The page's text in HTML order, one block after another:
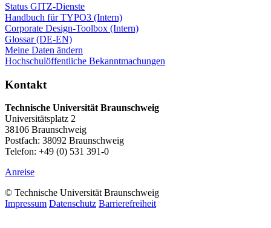
Status GITZ-Dienste
Handbuch für TYPO3 (Intern)
Corporate Design-Toolbox (Intern)
Glossar (DE-EN)
Meine Daten ändern
Hochschulöffentliche Bekanntmachungen
Kontakt
Technische Universität Braunschweig
Universitätsplatz 2
38106 Braunschweig
Postfach: 38092 Braunschweig
Telefon: +49 (0) 531 391-0
Anreise
© Technische Universität Braunschweig
Impressum Datenschutz Barrierefreiheit